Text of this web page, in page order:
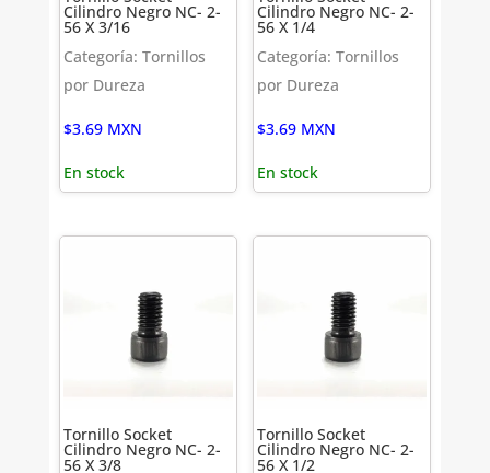
Cilindro Negro NC- 2-
56 X 3/16
Categoría: Tornillos
por Dureza
$3.69 MXN
En stock
Cilindro Negro NC- 2-
56 X 1/4
Categoría: Tornillos
por Dureza
$3.69 MXN
En stock
Tornillo Socket
Cilindro Negro NC- 2-
56 X 3/8
Tornillo Socket
Cilindro Negro NC- 2-
56 X 1/2